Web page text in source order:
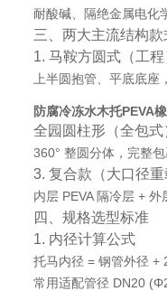
耐酸碱、隔绝金属电化
三、两大主流结构款
1. 马鞍方圆式（工程
上半圆抱管、平底底
防腐冷冻水木托PEVA
全园圆柱形（全包式
360° 整圆分体，完整
3. 复合款（大口径
内层 PEVA 隔冷层 +
四、规格选型标准
1. 内径计算公式
托马内径 = 钢管外径 +
常用适配管径 DN20